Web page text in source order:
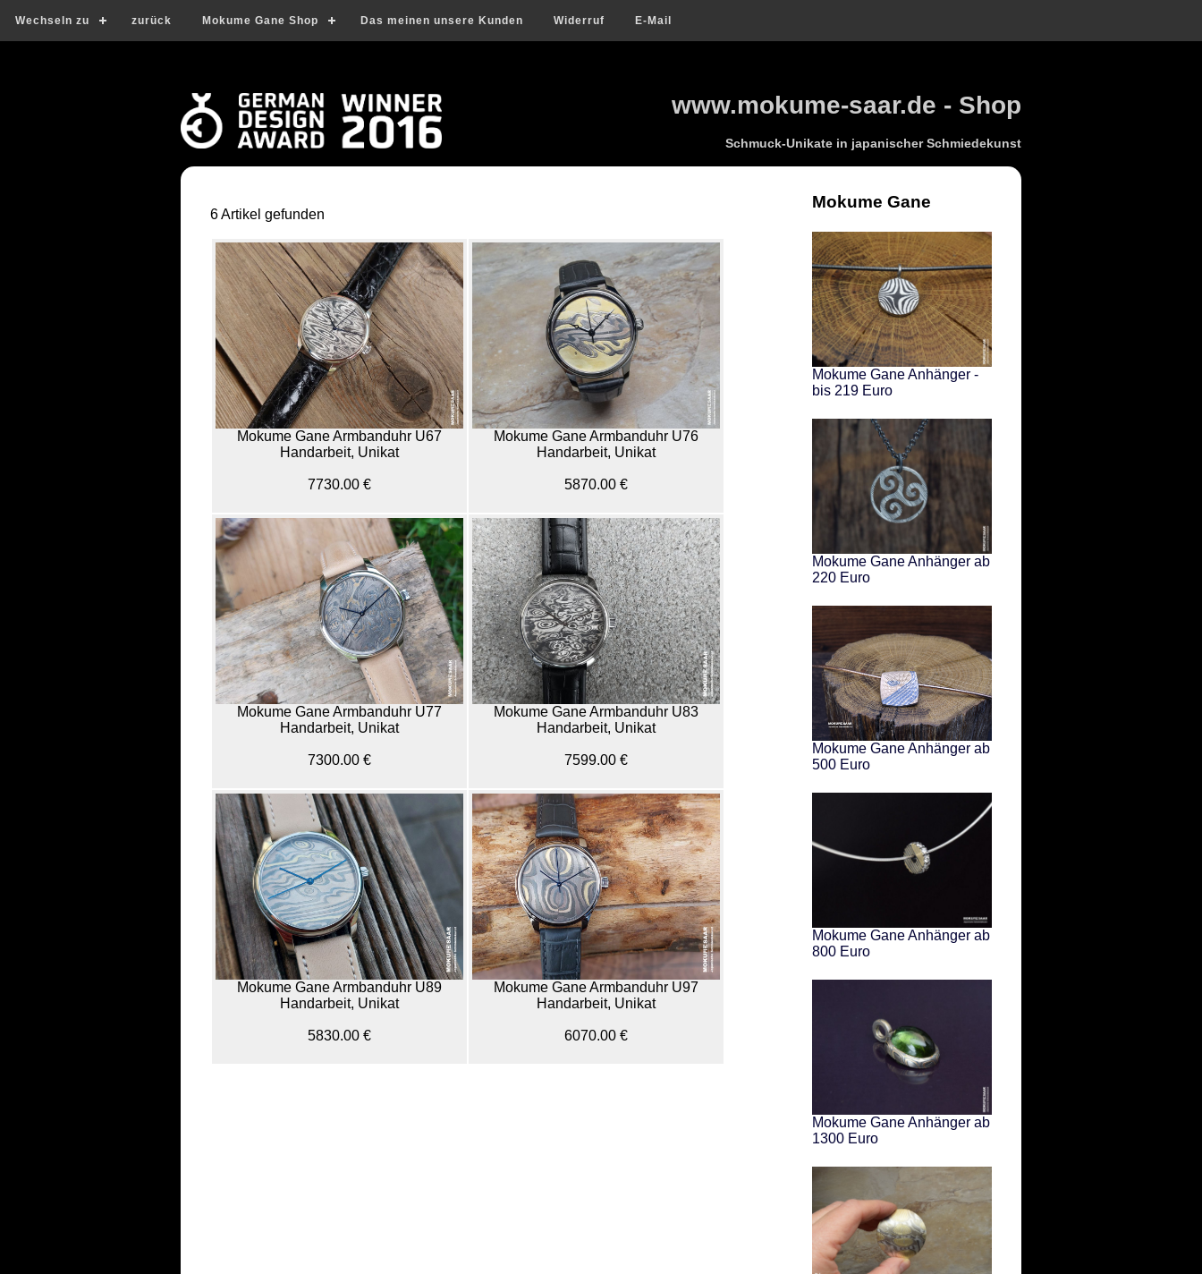
Wechseln zu zurück Mokume Gane Shop Das meinen unsere Kunden Widerruf E-Mail
www.mokume-saar.de - Shop
Schmuck-Unikate in japanischer Schmiedekunst
6 Artikel gefunden
Mokume Gane Armbanduhr U67
Handarbeit, Unikat
7730.00 €
Mokume Gane Armbanduhr U76
Handarbeit, Unikat
5870.00 €
Mokume Gane Armbanduhr U77
Handarbeit, Unikat
7300.00 €
Mokume Gane Armbanduhr U83
Handarbeit, Unikat
7599.00 €
Mokume Gane Armbanduhr U89
Handarbeit, Unikat
5830.00 €
Mokume Gane Armbanduhr U97
Handarbeit, Unikat
6070.00 €
Mokume Gane
Mokume Gane Anhänger -
bis 219 Euro
Mokume Gane Anhänger ab
220 Euro
Mokume Gane Anhänger ab
500 Euro
Mokume Gane Anhänger ab
800 Euro
Mokume Gane Anhänger ab
1300 Euro